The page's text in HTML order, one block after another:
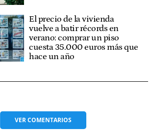
El precio de la vivienda
vuelve a batir récords en
verano: comprar un piso
cuesta 35.000 euros más que
hace un año
VERCOMENTARIOS